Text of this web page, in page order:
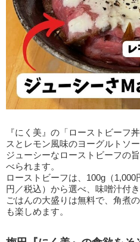
『にく美』の「ローストビーフ
スとレモン風味のヨーグルトソ
ジューシーなローストビーフの
べられます。
ローストビーフは、100g（
円／税込）から選べ、味噌汁付き
ごはんの大盛りは無料で、角煮
も楽しめます。